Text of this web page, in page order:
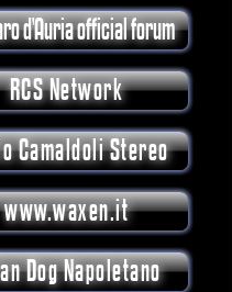
d'Auria official forum
RCS Network
Camaldoli Stereo
www.waxen.it
Dog Napoletano